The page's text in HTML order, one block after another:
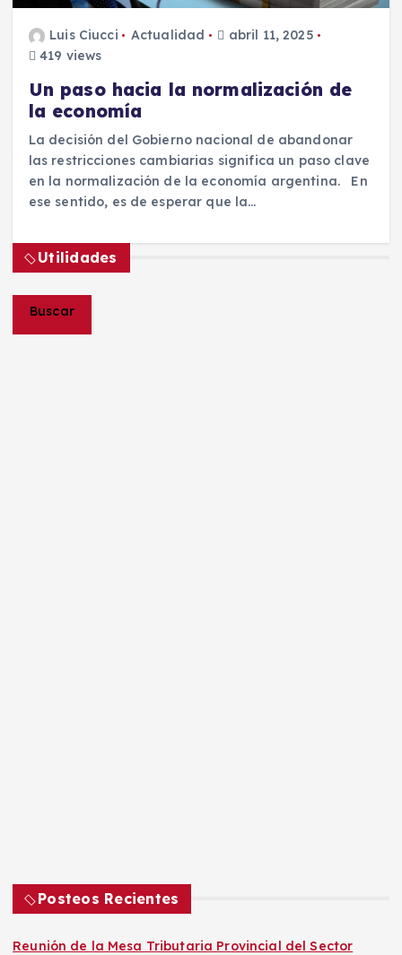
Luis Ciucci Actualidad
abril 11, 2025
419 views
Un paso hacia la normalización de
la economía
La decisión del Gobierno nacional de abandonar
las restricciones cambiarias significa un paso clave
en la normalización de la economía argentina. En
ese sentido, es de esperar que la…
Utilidades
Buscar
Posteos Recientes
Reunión de la Mesa Tributaria Provincial del Sector